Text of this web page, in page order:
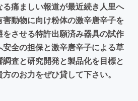
痛ましい報道が最近続き人里へ
動物に向け粉体の激辛唐辛子を
させる特許出願済み器具の試作
全の担保と激辛唐辛子による草
査と研究開発と製品化を目標と
のお力をぜひ貸して下さい。